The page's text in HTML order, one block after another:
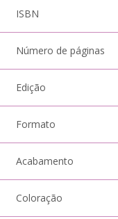
ISBN
Número de páginas
Edição
Formato
Acabamento
Coloração